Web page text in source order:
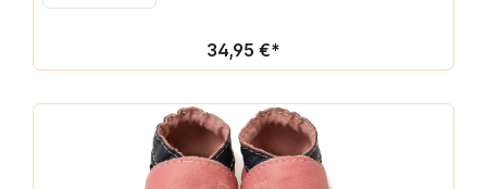
34,95 €*